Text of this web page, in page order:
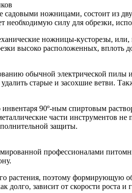
ножницами, состоит из
силу для обрезки,
ножницы-кусторезы, или,
высоко расположенных, вплоть
обычной электрической
старые и засохшие ветви.
инвентаря 90º-ным спиртовым
части инструментов не
защиты.
профессионалами
поэтому формирующую
зависит от скорости роста и